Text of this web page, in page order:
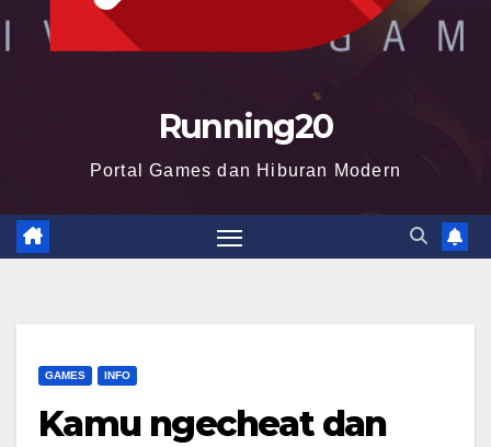
Running20
Portal Games dan Hiburan Modern
GAMES INFO
Kamu ngecheat dan